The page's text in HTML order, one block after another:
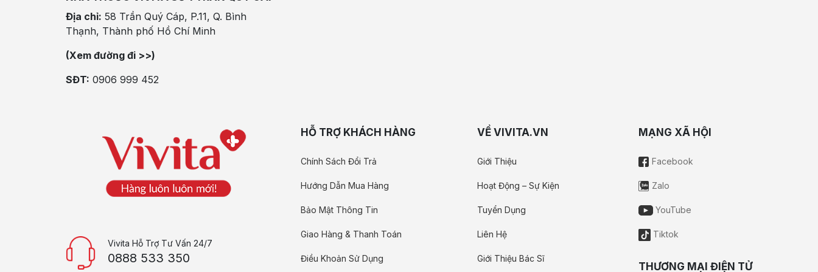
Địa chỉ: 58 Trần Quý Cáp, P.11, Q. Bình
Thạnh, Thành phố Hồ Chí Minh
(Xem đường đi >>)
SĐT: 0906 999 452
Vivita Hỗ Trợ Tư Vấn 24/7
0888 533 350
HỖ TRỢ KHÁCH HÀNG
Chính Sách Đổi Trả
Hướng Dẫn Mua Hàng
Bảo Mật Thông Tin
Giao Hàng & Thanh Toán
Điều Khoản Sử Dụng
VỀ VIVITA.VN
Giới Thiệu
Hoạt Động – Sự Kiện
Tuyển Dụng
Liên Hệ
Giới Thiệu Bác Sĩ
MẠNG XÃ HỘI
Facebook
Zalo
YouTube
Tiktok
THƯƠNG MẠI ĐIỆN TỬ